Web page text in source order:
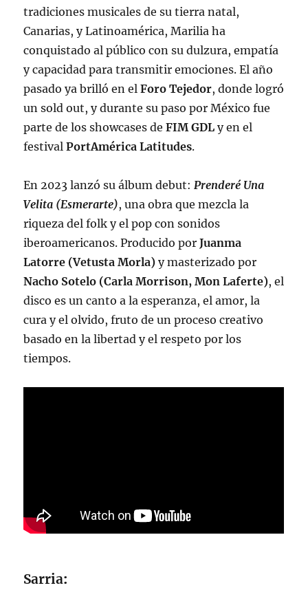
tradiciones musicales de su tierra natal,
Canarias, y Latinoamérica, Marilia ha
conquistado al público con su dulzura, empatía
y capacidad para transmitir emociones. El año
pasado ya brilló en elForo Tejedor, donde logró
un sold out, y durante su paso por México fue
parte de los showcases deFIM GDLy en el
festivalPortAmérica Latitudes.
En 2023 lanzó su álbum debut: Prenderé Una
Velita (Esmerarte), una obra que mezcla la
riqueza del folk y el pop con sonidos
iberoamericanos. Producido porJuanma
Latorre (Vetusta Morla) y masterizado por
Nacho Sotelo (Carla Morrison, Mon Laferte), el
disco es un canto a la esperanza, el amor, la
cura y el olvido, fruto de un proceso creativo
basado en la libertad y el respeto por los
tiempos.
Sarria: